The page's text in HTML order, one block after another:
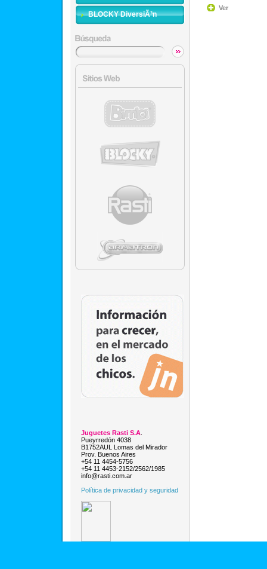
BLOCKY DiversiÃ³n
Juguetes Rasti S.A
Pueyrredón 4038
B1752AUL Lomas del Mirador
Prov. Buenos Aires
+54 11 4454-5756
+54 11 4453-2152/2562/1985
info@rasti.com.ar
Política de privacidad y seguridad
Ver